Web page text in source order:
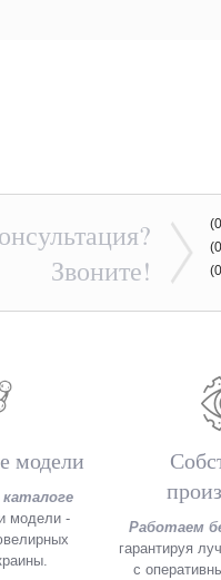
Звоните!
модели
модели -
Работаем
гарантируя
с